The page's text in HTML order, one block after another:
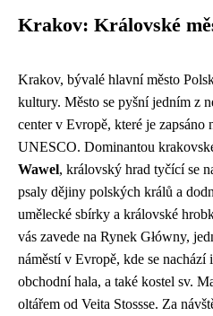
Krakov: Královské
Krakov, bývalé hlavní město
kultury. Město se pyšní jedním z
center v Evropě, které je zapsáno
UNESCO. Dominantou
Wawel, královský hrad tyčící se
psaly dějiny polských králů a
umělecké sbírky a královské
vás zavede na Rynek Główny,
náměstí v Evropě, kde se
obchodní hala, a také kostel sv.
oltářem od Veita Stossse. Za